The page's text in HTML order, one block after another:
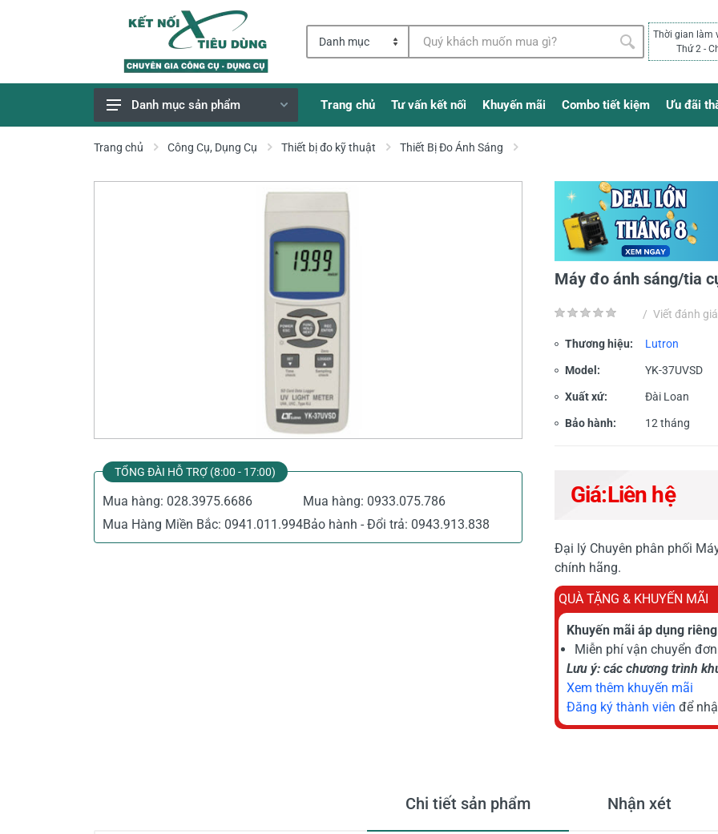
Thời gian làm
Thứ 2 -
Giao Hàng Miễn Phí
Danh mục sản phẩm Trang chủ Tư vấn kết nối Khuyến mãi Combo tiết kiệm Ưu đãi
Trang chủ Công Cụ, Dụng Cụ Thiết bị đo kỹ thuật Thiết Bị Đo Ánh Sáng
TỔNG ĐÀI HỖ TRỢ (8:00 - 17:00)
Mua hàng: 028.3975.6686 Mua hàng: 0933.075.786
Mua Hàng Miền Bắc: 0941.011.994Bảo hành - Đổi trả: 0943.913.838
Máy đo ánh sáng/tia
/ Viết đánh giá
Thương hiệu: Lutron
Model: YK-37UVSD
Xuất xứ: Đài Loan
Bảo hành: 12 tháng
Giá:Liên hệ
Đại lý Chuyên phân phối
chính hãng.
QUÀ TẶNG & KHUYẾN MÃI
Khuyến mãi áp dụng
Miễn phí vận chuyển
Lưu ý: các chương trình
Xem thêm khuyến mãi
Đăng ký thành viên để
Chi tiết sản phẩm Nhận xét